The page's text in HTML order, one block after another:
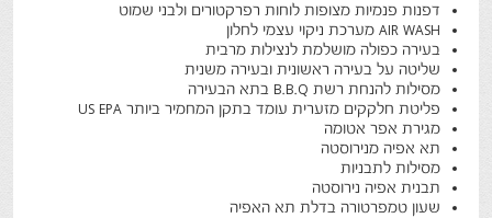
דפנות פנמיות מצופות לוחות רפרקטורים ולבני שמוט
AIR WASH מערכת ניקוי עצמי לחלון
בעירה כפולה מושלמת לנצילות מרבית
שליטה על בעירה ראשונית ובעירה משנית
מסילות להנחת רשת B.B.Q בתא הבעירה
פליטת חלקקים מזערית עומד בתקן המחמיר ביותר US EPA
מגירת אפר אטומה
תא אפיה מנירוסטה
מסילות לתבניות
תבנית אפיה נירוסטה
שעון טמפרטורה בדלת תא האפיה